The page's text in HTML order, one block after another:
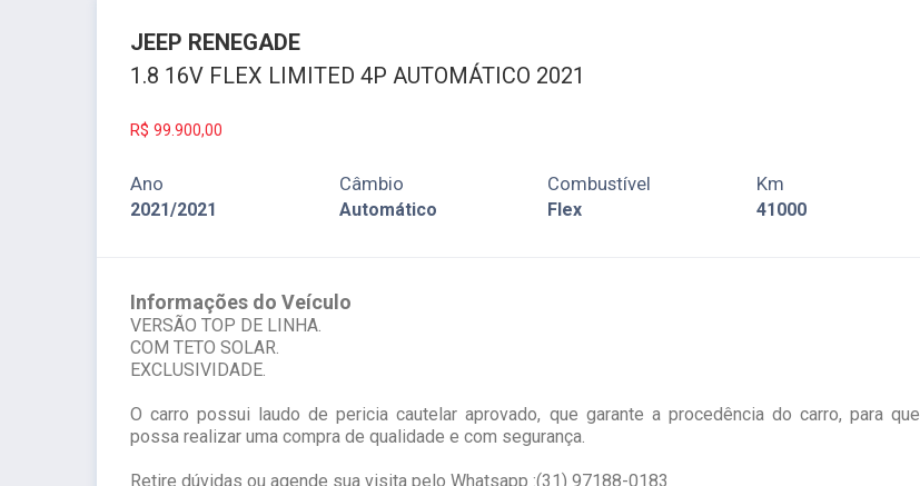
JEEP RENEGADE
1.8 16V FLEX LIMITED 4P AUTOMÁTICO 2021
R$ 99.900,00
Ano
2021/2021
Câmbio
Automático
Combustível
Flex
Km
41000
Informações do Veículo
VERSÃO TOP DE LINHA.
COM TETO SOLAR.
EXCLUSIVIDADE.
O carro possui laudo de pericia cautelar aprovado, que garante a procedência do carro, para que
possa realizar uma compra de qualidade e com segurança.
Retire dúvidas ou agende sua visita pelo Whatsapp :(31) 97188-0183